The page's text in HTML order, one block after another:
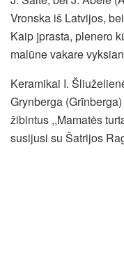
Vronska iš Latvijos,
Kaip įprasta, plenero
malūne vakare
Keramikai I.
Grynberga
žibintus ,,Mamatės
susijusi su Šatrijos